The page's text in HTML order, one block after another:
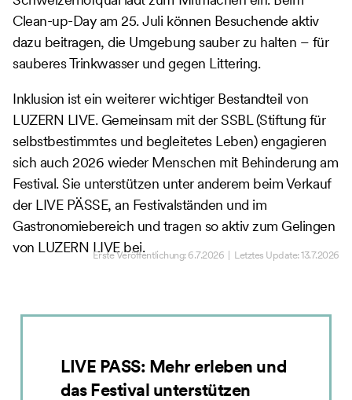
Clean-up-Day am 25. Juli können Besuchende aktiv
dazu beitragen, die Umgebung sauber zu halten – für
sauberes Trinkwasser und gegen Littering.
Inklusion ist ein weiterer wichtiger Bestandteil von
LUZERN LIVE. Gemeinsam mit der SSBL (Stiftung für
selbstbestimmtes und begleitetes Leben) engagieren
sich auch 2026 wieder Menschen mit Behinderung am
Festival. Sie unterstützen unter anderem beim Verkauf
der LIVE PÄSSE, an Festivalständen und im
Gastronomiebereich und tragen so aktiv zum Gelingen
von LUZERN LIVE bei.
Erste Veröffentlichung:6.7.2026 | Letztes Update:13.7.2026
LIVE PASS: Mehr erleben und
das Festival unterstützen